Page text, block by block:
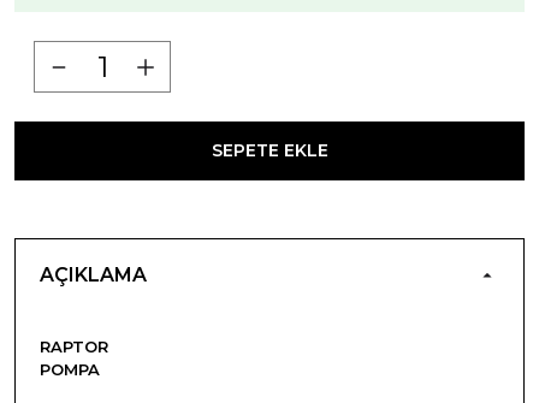
SEPETE EKLE
AÇIKLAMA
RAPTOR
POMPA